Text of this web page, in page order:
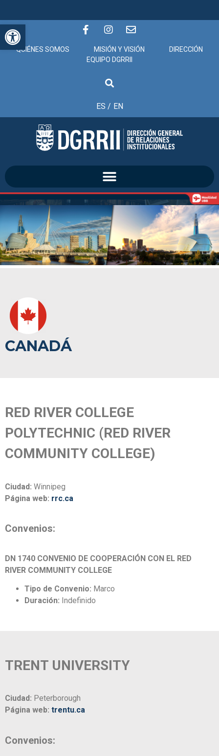
Abrir barra de herramientas
QUIÉNES SOMOS MISIÓN Y VISIÓN
DIRECCIÓN
EQUIPO DGRRII
ES / EN
CANADÁ
RED RIVER COLLEGE
POLYTECHNIC (RED RIVER
COMMUNITY COLLEGE)
Ciudad: Winnipeg
Página web: rrc.ca
Convenios:
DN 1740 CONVENIO DE COOPERACIÓN CON EL RED
RIVER COMMUNITY COLLEGE
Tipo de Convenio: Marco
Duración: Indefinido
TRENT UNIVERSITY
Ciudad: Peterborough
Página web: trentu.ca
Convenios: